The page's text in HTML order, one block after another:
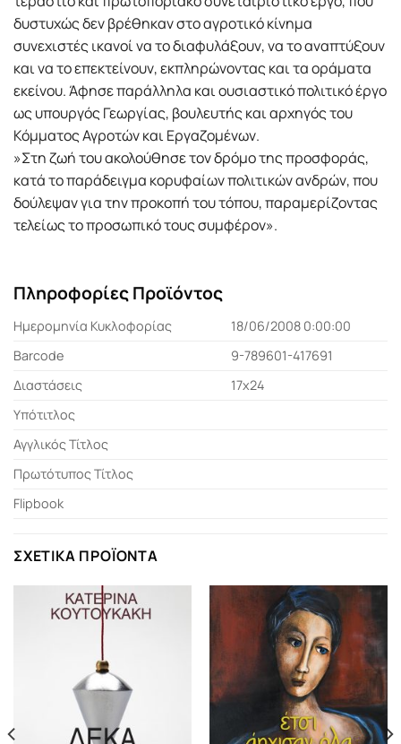
δυστυχώς δεν βρέθηκαν στο αγροτικό κίνημα
συνεχιστές ικανοί να το διαφυλάξουν, να το αναπτύξουν
και να το επεκτείνουν, εκπληρώνοντας και τα οράματα
εκείνου. Άφησε παράλληλα και ουσιαστικό πολιτικό έργο
ως υπουργός Γεωργίας, βουλευτής και αρχηγός του
Κόμματος Αγροτών και Εργαζομένων.
»Στη ζωή του ακολούθησε τον δρόμο της προσφοράς,
κατά το παράδειγμα κορυφαίων πολιτικών ανδρών, που
δούλεψαν για την προκοπή του τόπου, παραμερίζοντας
τελείως το προσωπικό τους συμφέρον».
Πληροφορίες Προϊόντος
Ημερομηνία Κυκλοφορίας
18/06/2008 0:00:00
Barcode
9-789601-417691
Διαστάσεις
17x24
Υπότιτλος
Αγγλικός Τίτλος
Πρωτότυπος Τίτλος
Flipbook
ΣΧΕΤΙΚΆ ΠΡΟΪΌΝΤΑ